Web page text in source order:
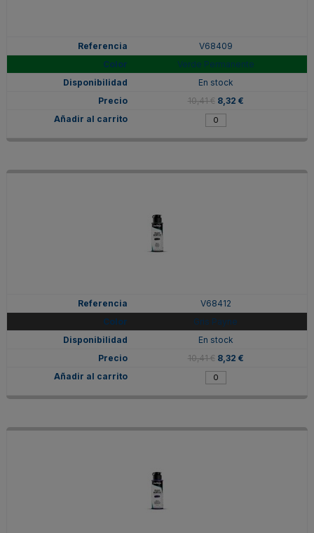
V68409
Verde Permanente
En stock
10,41 € 8,32 €
V68412
Gris Payne
En stock
10,41 € 8,32 €